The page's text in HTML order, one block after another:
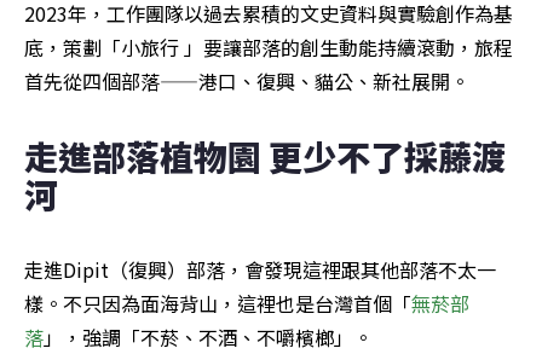
2023年，工作團隊以過去累積的文史資料與實驗創作為基
底，策劃「小旅行 」要讓部落的創生動能持續滾動，旅程
首先從四個部落——港口、復興、貓公、新社展開。
走進部落植物園 更少不了採藤渡
河
走進Dipit（復興）部落，會發現這裡跟其他部落不太一
樣。不只因為面海背山，這裡也是台灣首個「無菸部
落」，強調「不菸、不酒、不嚼檳榔」。